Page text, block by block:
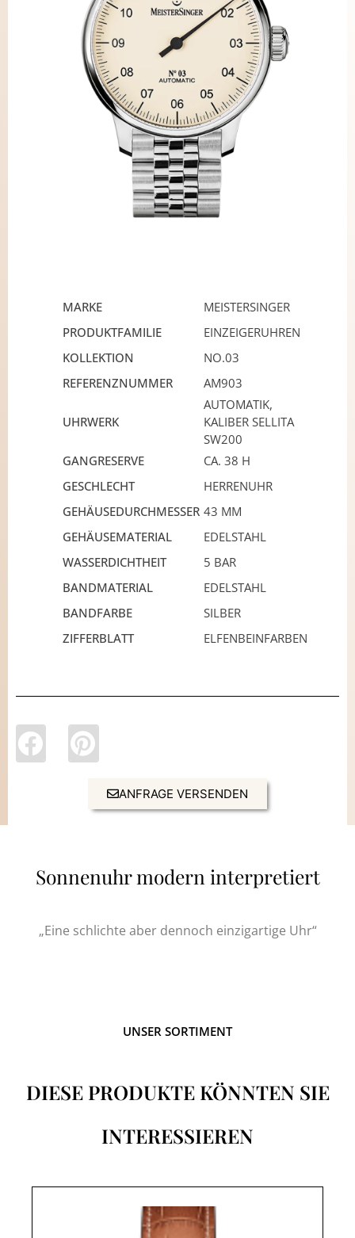
MARKE
MEISTERSINGER
PRODUKTFAMILIE
EINZEIGERUHREN
KOLLEKTION
NO.03
REFERENZNUMMER
AM903
UHRWERK
AUTOMATIK,
KALIBER SELLITA
SW200
GANGRESERVE
CA. 38 H
GESCHLECHT
HERRENUHR
GEHÄUSEDURCHMESSER 43 MM
GEHÄUSEMATERIAL
EDELSTAHL
WASSERDICHTHEIT
5 BAR
BANDMATERIAL
EDELSTAHL
BANDFARBE
SILBER
ZIFFERBLATT
ELFENBEINFARBEN
ANFRAGE VERSENDEN
Sonnenuhr modern interpretiert
„Eine schlichte aber dennoch einzigartige Uhr“
UNSER SORTIMENT
DIESE PRODUKTE KÖNNTEN SIE
INTERESSIEREN